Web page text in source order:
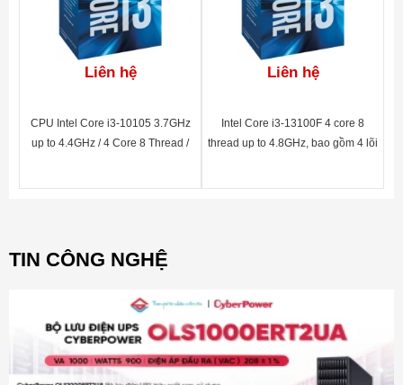
Liên hệ
CPU Intel Core i3-10105 3.7GHz
up to 4.4GHz / 4 Core 8 Thread /
Liên hệ
Intel Core i3-13100F 4 core 8
thread up to 4.8GHz, bao gồm 4 lõi
TIN CÔNG NGHỆ